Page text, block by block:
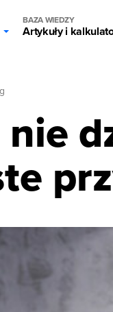
BAZA WIEDZY
Artykuły i